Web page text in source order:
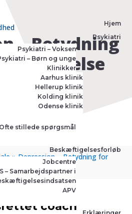
Hjem
Psykiatri
Psykiatri – Voksen
– Børn og unge
Klinikker
Aarhus klinik
Hellerup klinik
Kolding klinik
Odense klinik
Ofte stillede spørgsmål
Beskæftigelsesforløb
Jobcentre
– Samarbejdspartner i
APV
– Betydning
» Depression – Betydning for
coach